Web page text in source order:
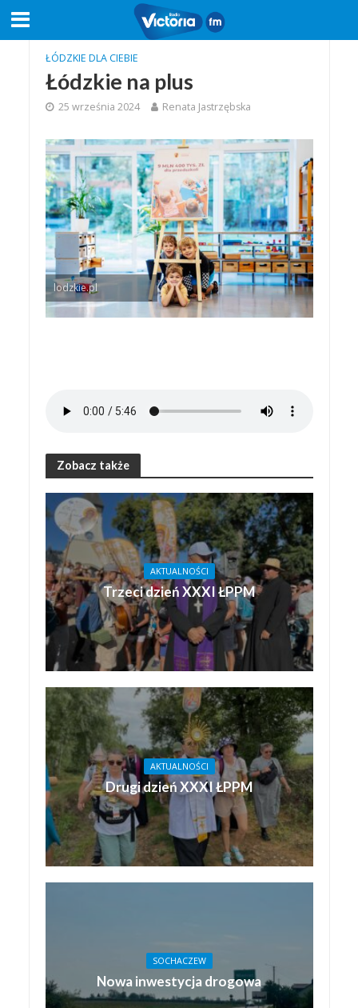
ŁÓDZKIE DLA CIEBIE
Łódzkie na plus
25 września 2024 Renata Jastrzębska
lodzkie.pl
Zobacz także
AKTUALNOŚCI
Trzeci dzień XXXI ŁPPM
AKTUALNOŚCI
Drugi dzień XXXI ŁPPM
SOCHACZEW
Nowa inwestycja drogowa